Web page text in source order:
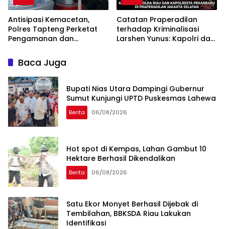
Antisipasi Kemacetan,
Polres Tapteng Perketat
Pengamanan dan
SPBU
Catatan Praperadilan
terhadap Kriminalisasi
Larshen Yunus: Kapolri dan
Baca Juga
Bupati Nias Utara Dampingi Gubernur
Sumut Kunjungi UPTD Puskesmas Lahewa
Berita 06/08/2026
Hot spot di Kempas, Lahan Gambut 10
Hektare Berhasil Dikendalikan
Berita 06/08/2026
Satu Ekor Monyet Berhasil Dijebak di
Tembilahan, BBKSDA Riau Lakukan
Identifikasi